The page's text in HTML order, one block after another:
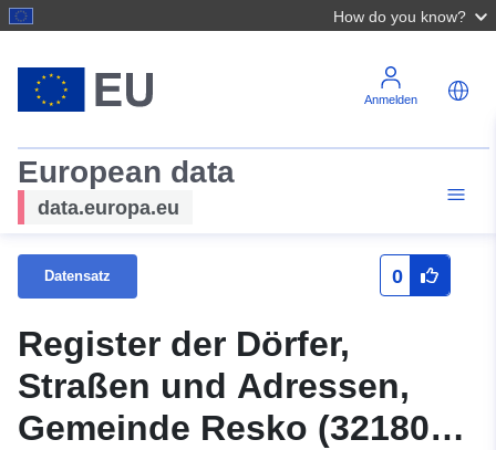
How do you know?
Anmelden
European data
data.europa.eu
Datensatz 0
Register der Dörfer,
Straßen und Adressen,
Gemeinde Resko (321804,